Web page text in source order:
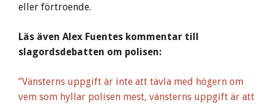
eller förtroende.
Läs även Alex Fuentes kommentar till
slagordsdebatten om polisen:
”Vänsterns uppgift är inte att tävla med högern om
vem som hyllar polisen mest, vänsterns uppgift är att